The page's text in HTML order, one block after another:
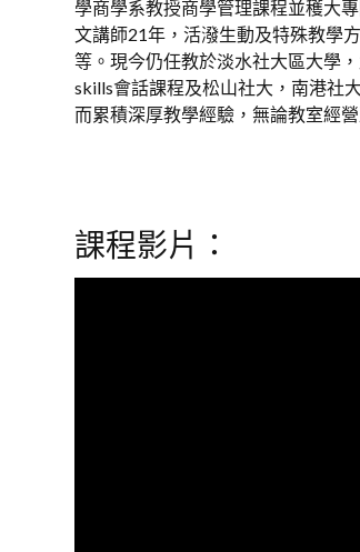
學商學系教授商學管理課程並穫大
文講師21年，活潑生動及特殊教學
等。現今仍任教於淡水社大區大學
skills會話課程及松山社大，南港社
而累積深厚教學經驗，無論教室經
課程影片：